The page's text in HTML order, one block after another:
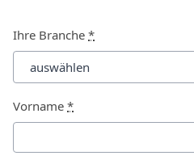
Ihre Branche *
Vorname *